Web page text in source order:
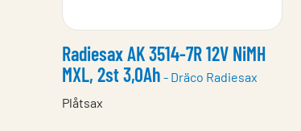
Radiesax AK 3514-7R 12V NiMH
MXL, 2st 3,0Ah - Dräco Radiesax
Plåtsax